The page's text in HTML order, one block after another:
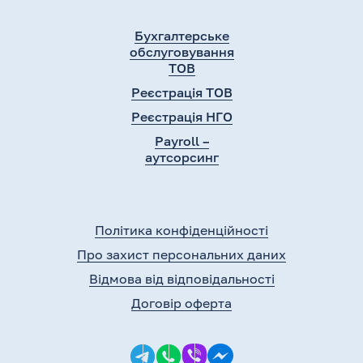
Бухгалтерське
обслуговування
ТОВ
Реєстрація ТОВ
Реєстрація НГО
Payroll –
аутсорсинг
Політика конфіденційності
Про захист персональних даних
Відмова від відповідальності
Договір оферта